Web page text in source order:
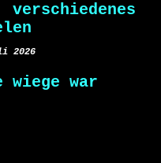
verschiedenes
2026
wiege war